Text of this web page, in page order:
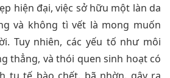
hiện đại, việc sở hữu một làn da
và không tì vết là mong muốn
Tuy nhiên, các yếu tố như môi
thẳng, và thói quen sinh hoạt có